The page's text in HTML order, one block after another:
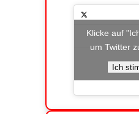
Klicke auf
um Twitter
Ich